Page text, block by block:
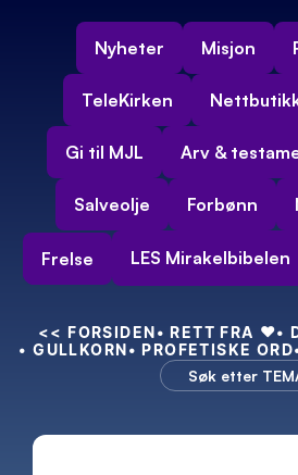
Nyheter Misjon
TeleKirken
Gi til MJL Arv &
Salveolje Forbønn
Frelse LES Mirakelbibelen
<< FORSIDEN• RETT FRA ❤️•
• GULLKORN• PROFETISKE ORD
Søk etter